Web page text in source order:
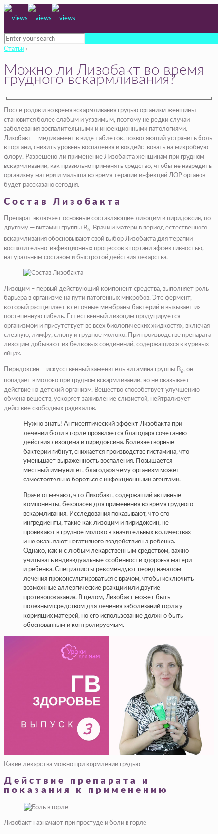
Статьи ›
Можно ли Лизобакт во время
грудного вскармливания?
После родов и во время вскармливания грудью организм женщины
становится более слабым и уязвимым, поэтому не редки случаи
заболевания воспалительными и инфекционными патологиями.
Лизобакт – медикамент в виде таблеток, позволяющий устранить боль
в гортани, снизить уровень воспаления и воздействовать на микробную
флору. Разрешено ли применение Лизобакта женщинам при грудном
вскармливании, как правильно применять средство, чтобы не навредить
организму матери и малыша во время терапии инфекций ЛОР органов –
будет рассказано сегодня.
Состав Лизобакта
Препарат включает основные составляющие лизоцим и пиридоксин, по-
другому — витамин группы В6. Врачи и матери в период естественного
вскармливания обосновывают свой выбор Лизобакта для терапии
воспалительно-инфекционных процессов в гортани эффективностью,
натуральным составом и быстротой действия лекарства.
Лизоцим – первый действующий компонент средства, выполняет роль
барьера в организме на пути патогенных микробов. Это фермент,
который расщепляет клеточные мембраны бактерий и вызывает их
постепенную гибель. Естественный лизоцим продуцируется
организмом и присутствует во всех биологических жидкостях, включая
слезную, лимфу, слюну и грудное молоко. При производстве препарата
лизоцим добывают из белковых соединений, содержащихся в куриных
яйцах.
Пиридоксин – искусственный заменитель витамина группы В6, он
попадает в молоко при грудном вскармливании, но не оказывает
действие на детский организм. Вещество способствует улучшению
обмена веществ, ускоряет заживление слизистой, нейтрализует
действие свободных радикалов.
Нужно знать! Антисептический эффект Лизобакта при
лечении боли в горле проявляется благодаря сочетанию
действия лизоцима и пиридоксина. Болезнетворные
бактерии гибнут, снижается производство гистамина, что
уменьшает выраженность воспаления. Повышается
местный иммунитет, благодаря чему организм может
самостоятельно бороться с инфекционными агентами.
Врачи отмечают, что Лизобакт, содержащий активные
компоненты, безопасен для применения во время грудного
вскармливания. Исследования показывают, что его
ингредиенты, такие как лизоцим и пиридоксин, не
проникают в грудное молоко в значительных количествах
и не оказывают негативного воздействия на ребенка.
Однако, как и с любым лекарственным средством, важно
учитывать индивидуальные особенности здоровья матери
и ребенка. Специалисты рекомендуют перед началом
лечения проконсультироваться с врачом, чтобы исключить
возможные аллергические реакции или другие
противопоказания. В целом, Лизобакт может быть
полезным средством для лечения заболеваний горла у
кормящих матерей, но его использование должно быть
обоснованным и контролируемым.
Какие лекарства можно при кормлении грудью
Действие препарата и
показания к применению
Лизобакт назначают при простуде и боли в горле